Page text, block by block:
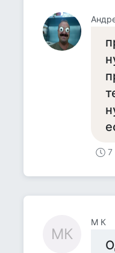
7
MК
M К